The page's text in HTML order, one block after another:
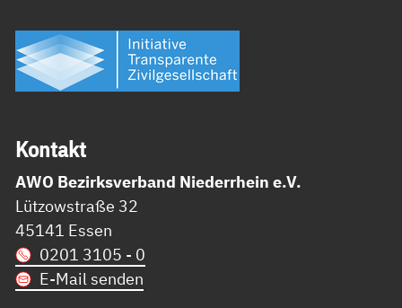
Kon­takt
AWO Bezirksverband Niederrhein e.V.
Lützowstraße 32
45141 Essen
0201 3105 - 0
E-Mail senden